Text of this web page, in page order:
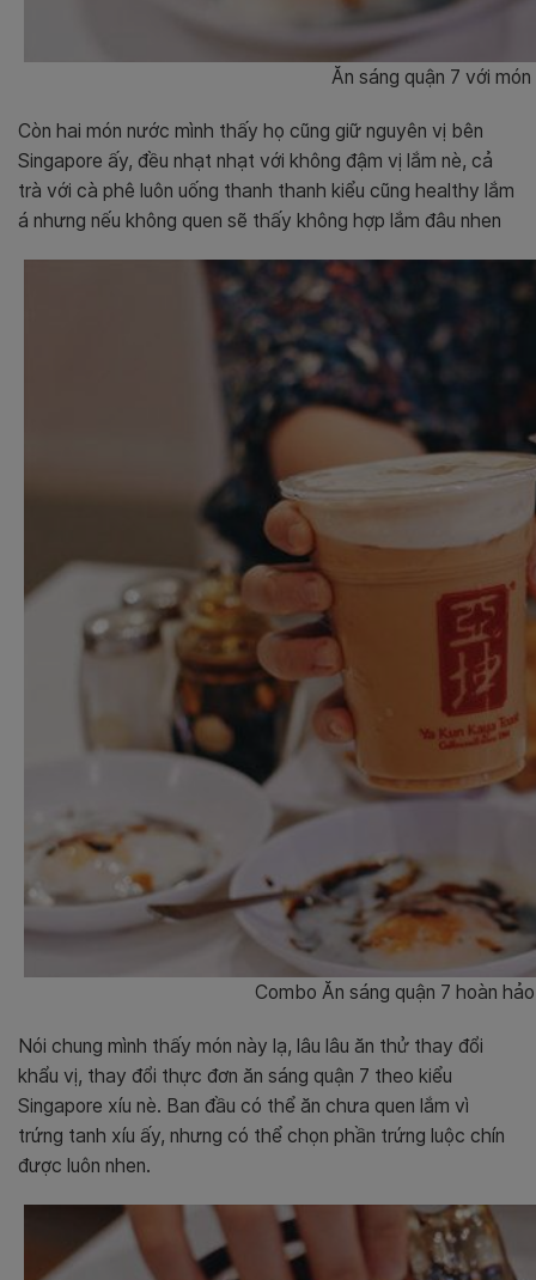
Ăn sáng quận 7 với
Còn hai món nước mình thấy họ cũng giữ nguyên vị bên
Singapore ấy, đều nhạt nhạt với không đậm vị lắm nè, cả
trà với cà phê luôn uống thanh thanh kiểu cũng healthy lắm
á nhưng nếu không quen sẽ thấy không hợp lắm đâu nhen
Combo Ăn sáng quận 7 hoàn
Nói chung mình thấy món này lạ, lâu lâu ăn thử thay đổi
khẩu vị, thay đổi thực đơn ăn sáng quận 7 theo kiểu
Singapore xíu nè. Ban đầu có thể ăn chưa quen lắm vì
trứng tanh xíu ấy, nhưng có thể chọn phần trứng luộc chín
được luôn nhen.